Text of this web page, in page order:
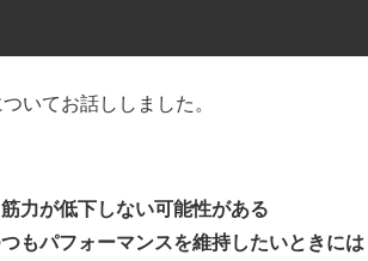
いてお話ししました。
力が低下しない可能性がある
もパフォーマンスを維持したいときには